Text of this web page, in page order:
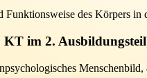
des Körpers
im 2.